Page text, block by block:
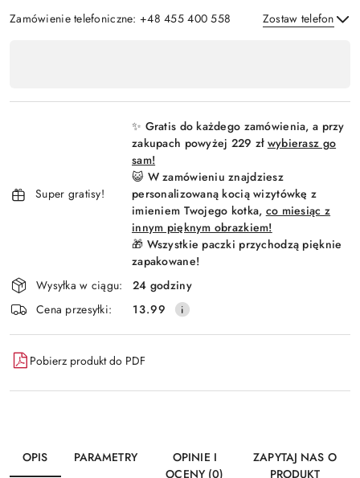
Zamówienie telefoniczne: +48 455 400 558 Zostaw telefon
płatność
Super gratisy!
✨ Gratis do każdego zamówienia, a przy
zakupach powyżej 229 zł wybierasz go
sam!
😺 W zamówieniu znajdziesz
personalizowaną kocią wizytówkę z
imieniem Twojego kotka, co miesiąc z
innym pięknym obrazkiem!
🎁 Wszystkie paczki przychodzą pięknie
zapakowane!
Wysyłka w ciągu:
24 godziny
Cena przesyłki:
13.99
Pobierz produkt do PDF
OPIS PARAMETRY
OPINIE I
OCENY (0)
ZAPYTAJ NAS O
PRODUKT